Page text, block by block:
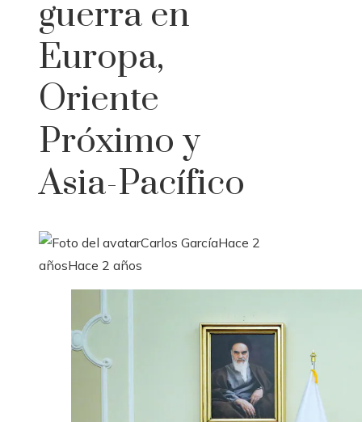
guerra en
Europa,
Oriente
Próximo y
Asia-Pacífico
Carlos GarcíaHace 2
añosHace 2 años